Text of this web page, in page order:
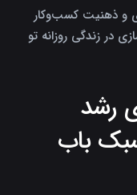
و ذهنیت کسب‌وکار
در زندگی روزانه تو
رشد
باب